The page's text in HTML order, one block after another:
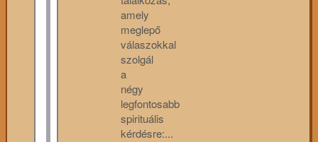
amely
meglepő
válaszokkal
szolgál
a
négy
legfontosabb
spirituális
kérdésre:...